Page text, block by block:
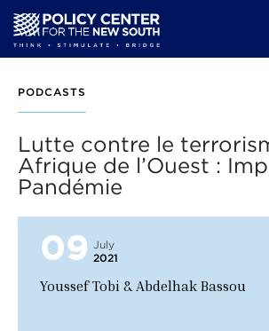
main
content
PODCASTS
Lutte contre le
Afrique de l’Ouest :
Pandémie
09
July
2021
Youssef Tobi & Abdelhak Bassou